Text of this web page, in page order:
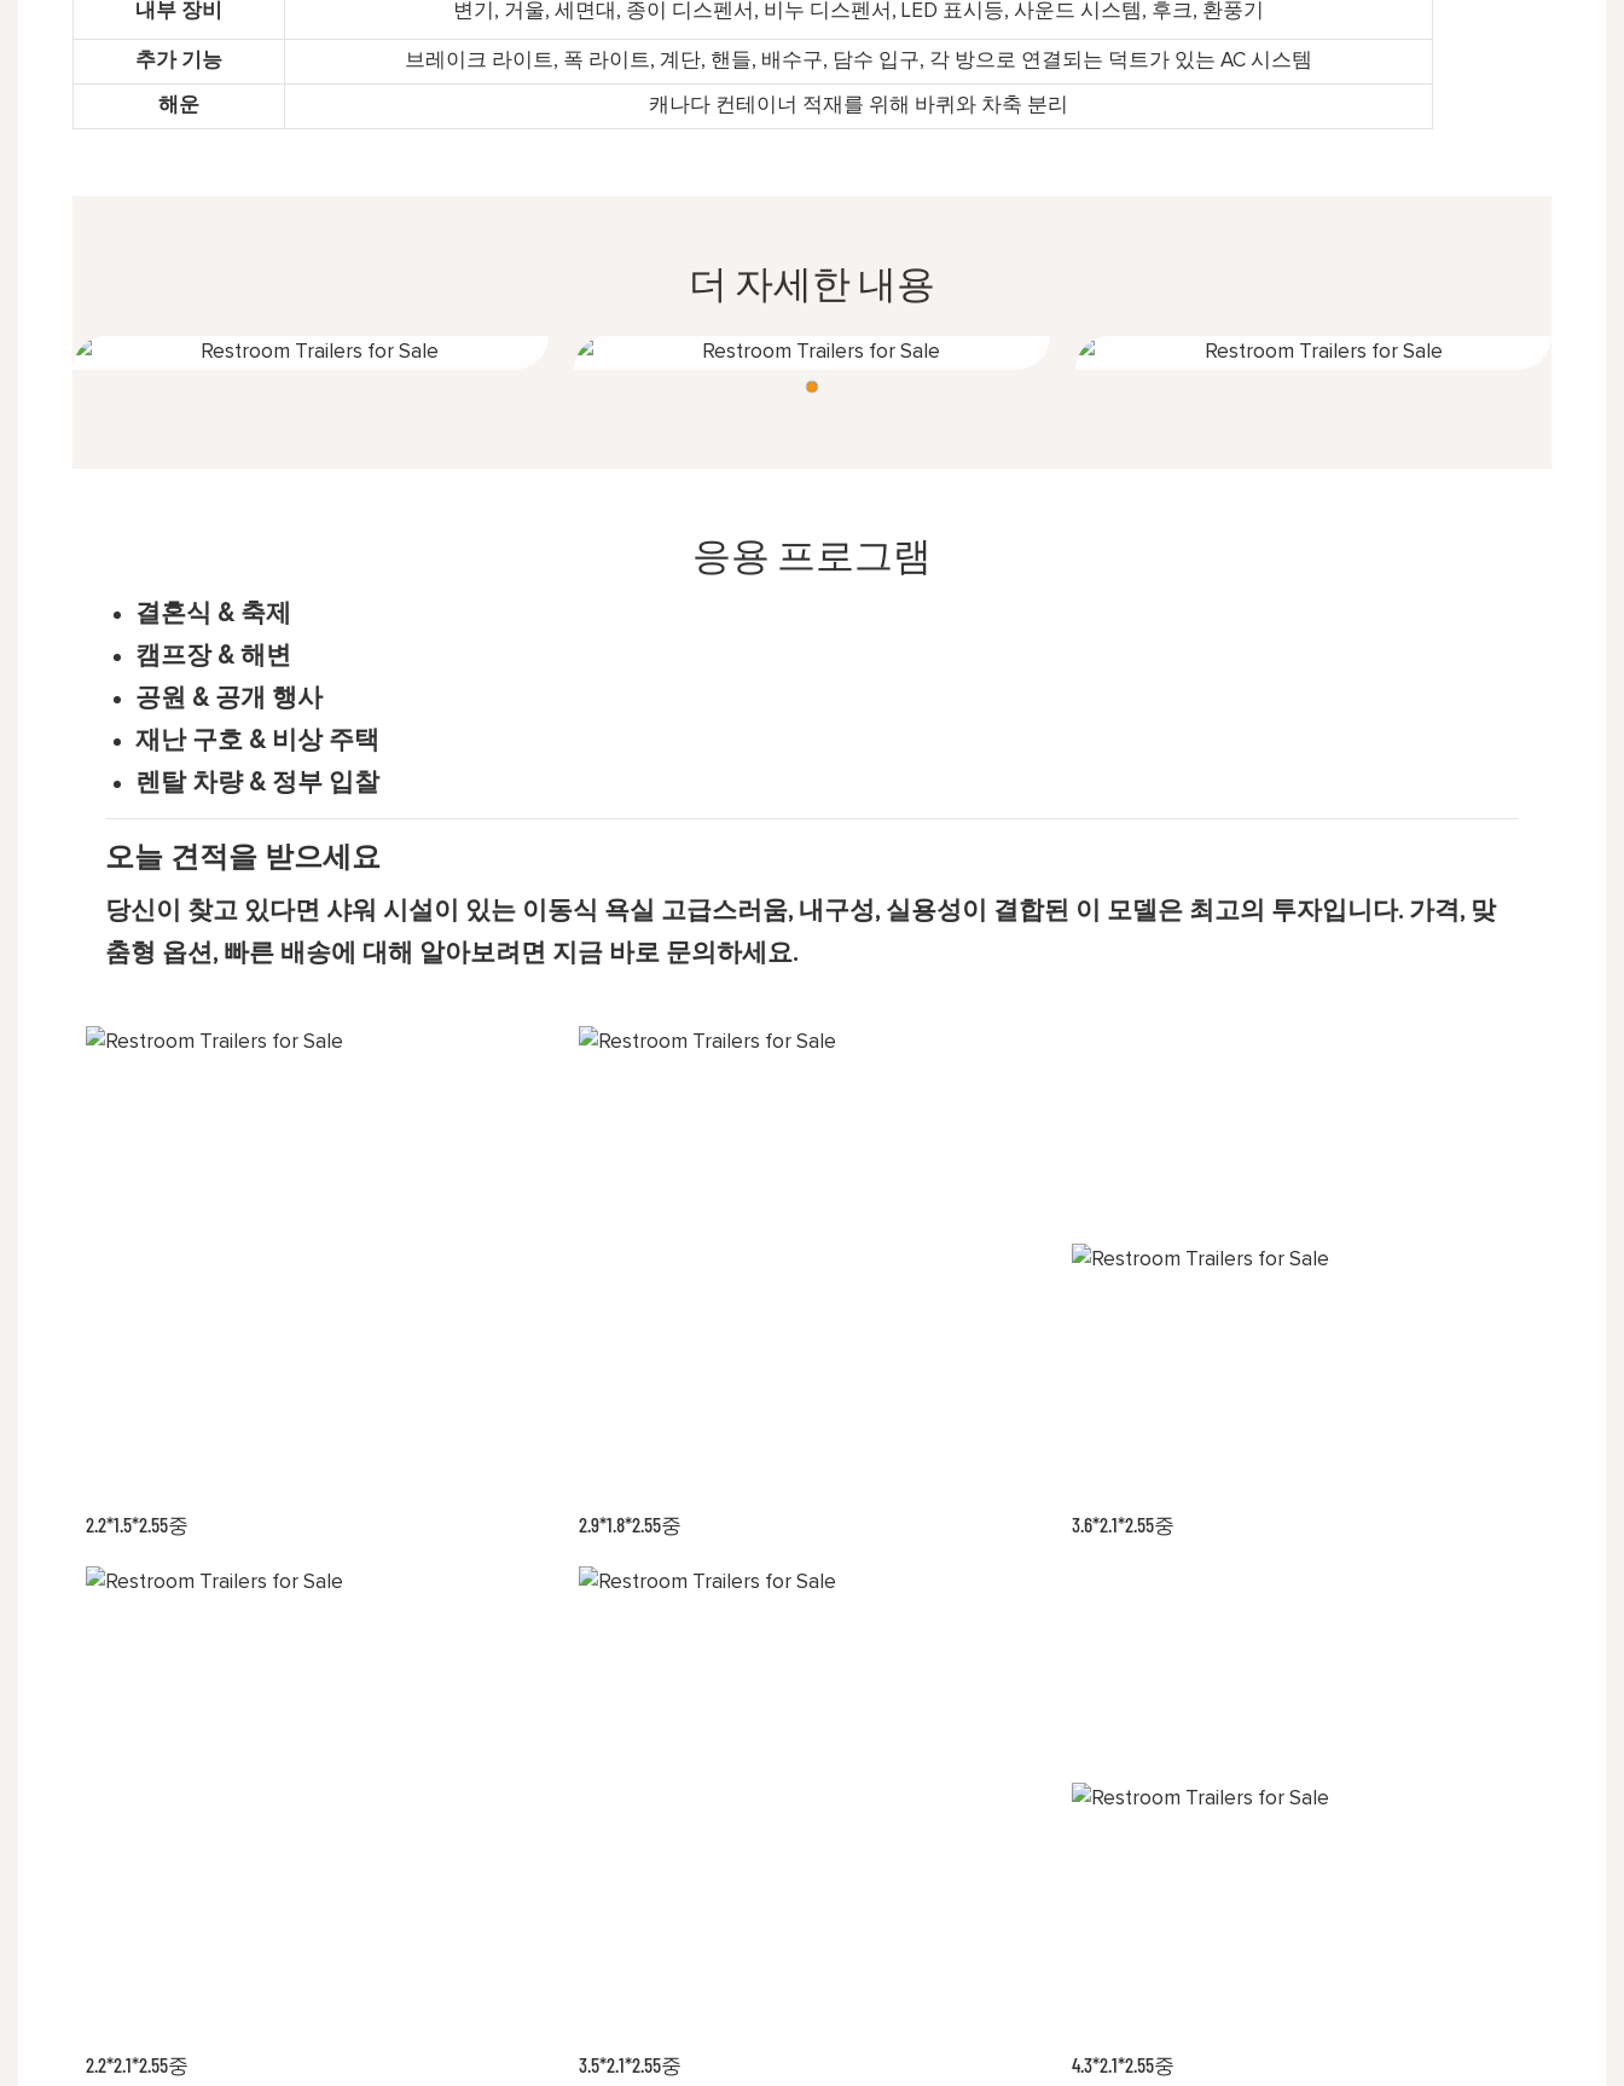
내부 장비 변기, 거울, 세면대, 종이 디스펜서, 비누 디스펜서, LED 표시등, 사운드 시스템, 후크, 환풍기
추가 기능 브레이크 라이트, 폭 라이트, 계단, 핸들, 배수구, 담수 입구, 각 방으로 연결되는 덕트가 있는 AC 시스템
해운 캐나다 컨테이너 적재를 위해 바퀴와 차축 분리
더 자세한 내용
응용 프로그램
결혼식 & 축제
캠프장 & 해변
공원 & 공개 행사
재난 구호 & 비상 주택
렌탈 차량 & 정부 입찰
오늘 견적을 받으세요
당신이 찾고 있다면 샤워 시설이 있는 이동식 욕실 고급스러움, 내구성, 실용성이 결합된 이 모델은 최고의 투자입니다. 가격, 맞
춤형 옵션, 빠른 배송에 대해 알아보려면 지금 바로 문의하세요.
2.2*1.5*2.55중
2.2*2.1*2.55중
2.9*1.8*2.55중
3.5*2.1*2.55중
3.6*2.1*2.55중
4.3*2.1*2.55중